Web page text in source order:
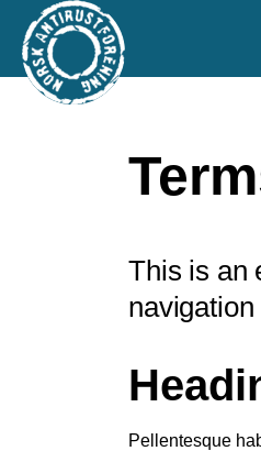
This is an
Pellentesque